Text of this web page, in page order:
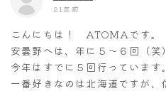
21年前
こんにちは！ ATOMAです。
安曇野へは、年に５～６回（笑）
今年はすでに５回行っています。
一番好きなのは北海道ですが、